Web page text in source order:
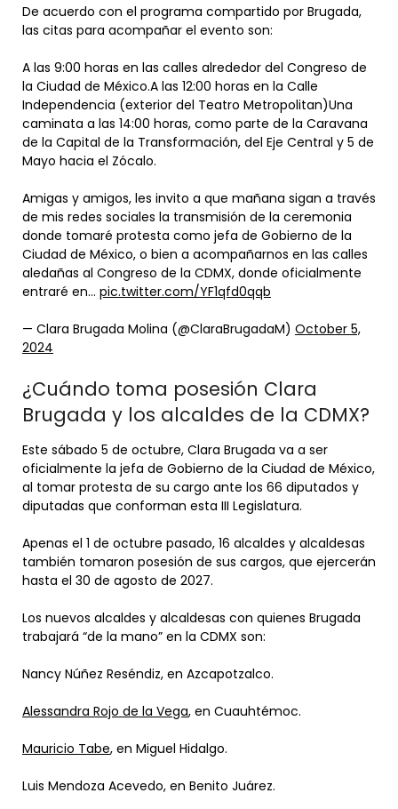
De acuerdo con el programa compartido por Brugada,
las citas para acompañar el evento son:
A las 9:00 horas en las calles alrededor del Congreso de
la Ciudad de México.A las 12:00 horas en la Calle
Independencia (exterior del Teatro Metropolitan)Una
caminata a las 14:00 horas, como parte de la Caravana
de la Capital de la Transformación, del Eje Central y 5 de
Mayo hacia el Zócalo.
Amigas y amigos, les invito a que mañana sigan a través
de mis redes sociales la transmisión de la ceremonia
donde tomaré protesta como jefa de Gobierno de la
Ciudad de México, o bien a acompañarnos en las calles
aledañas al Congreso de la CDMX, donde oficialmente
entraré en… pic.twitter.com/YF1qfd0qqb
— Clara Brugada Molina (@ClaraBrugadaM) October 5,
2024
¿Cuándo toma posesión Clara
Brugada y los alcaldes de la CDMX?
Este sábado 5 de octubre, Clara Brugada va a ser
oficialmente la jefa de Gobierno de la Ciudad de México,
al tomar protesta de su cargo ante los 66 diputados y
diputadas que conforman esta III Legislatura.
Apenas el 1 de octubre pasado, 16 alcaldes y alcaldesas
también tomaron posesión de sus cargos, que ejercerán
hasta el 30 de agosto de 2027.
Los nuevos alcaldes y alcaldesas con quienes Brugada
trabajará “de la mano” en la CDMX son:
Nancy Núñez Reséndiz, en Azcapotzalco.
Alessandra Rojo de la Vega, en Cuauhtémoc.
Mauricio Tabe, en Miguel Hidalgo.
Luis Mendoza Acevedo, en Benito Juárez.